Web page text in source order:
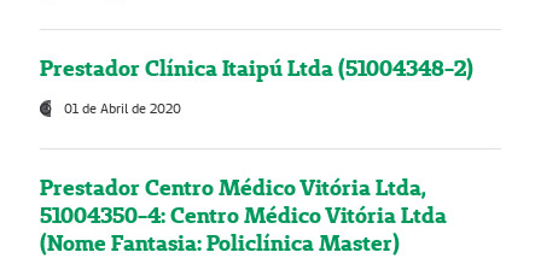
Prestador Clínica Itaipú Ltda (51004348-2)
01 de Abril de 2020
Prestador Centro Médico Vitória Ltda,
51004350-4: Centro Médico Vitória Ltda
(Nome Fantasia: Policlínica Master)